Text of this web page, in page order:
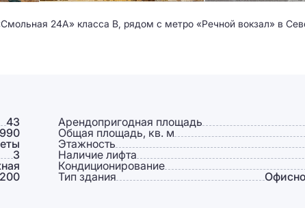
24А» класса B, рядом с метро «Речной вокзал» в
43 Арендопригодная площадь
Общая площадь, кв. м
Этажность
3 Наличие лифта
Кондиционирование
200 Тип здания